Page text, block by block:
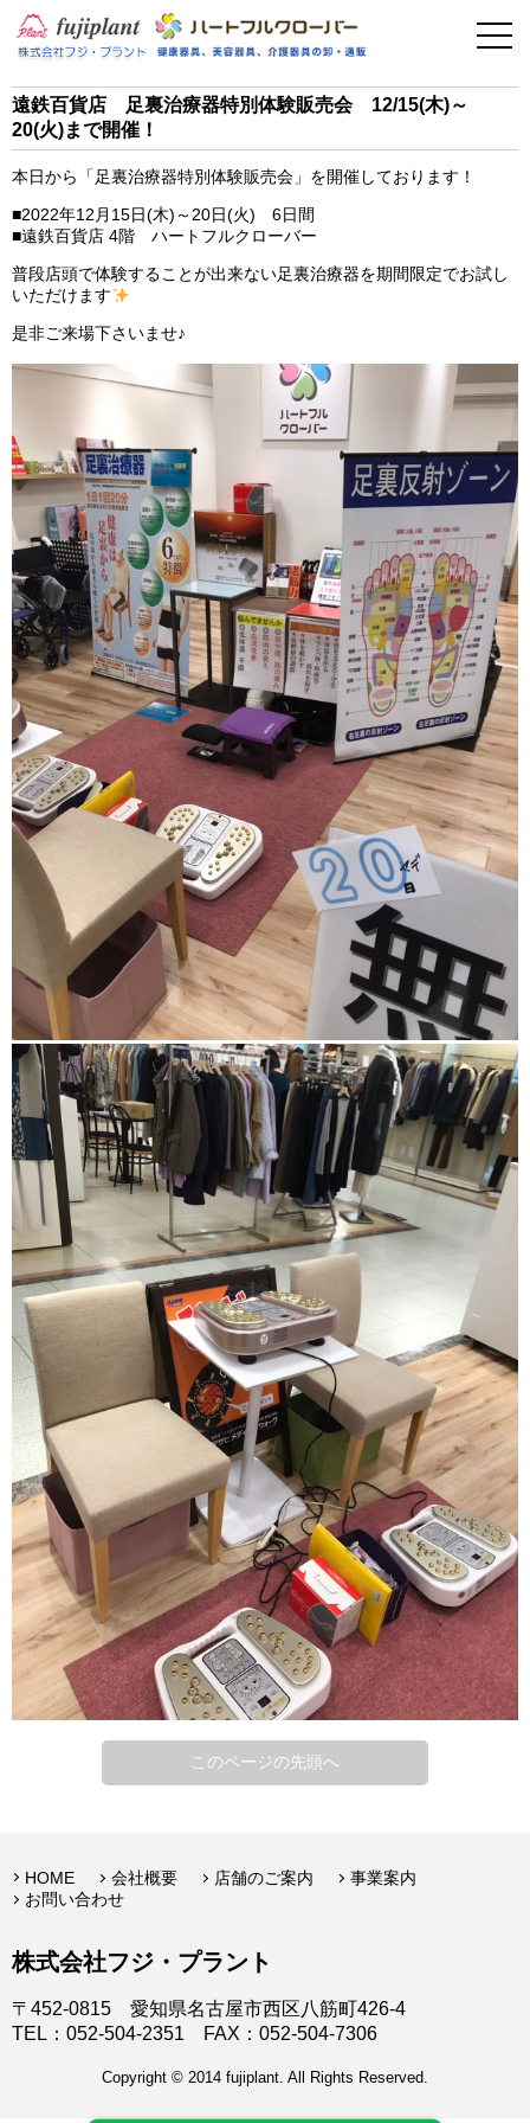
遠鉄百貨店 足裏治療器特別体験販売会 12/15(木)～
20(火)まで開催！
本日から「足裏治療器特別体験販売会」を開催しております！
■2022年12月15日(木)～20日(火) 6日間
■遠鉄百貨店 4階 ハートフルクローバー
普段店頭で体験することが出来ない足裏治療器を期間限定でお試し
いただけます
是非ご来場下さいませ♪
このページの先頭へ
HOME 会社概要 店舗のご案内
事業案内
お問い合わせ
株式会社フジ・プラント
〒452-0815 愛知県名古屋市西区八筋町426-4
TEL：052-504-2351 FAX：052-504-7306
Copyright © 2014 fujiplant. All Rights Reserved.